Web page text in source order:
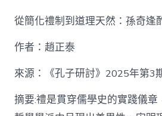
從簡化禮制到道理天然：孫奇逢
作者：趙正泰
來源：《孔子研討》2025年第3
摘要:禮是貫穿儒學史的實踐儀章